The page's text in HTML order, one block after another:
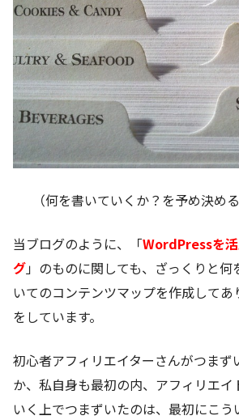
（何を書いていくか？を予め決め
当ブログのように、「WordPressを
グ」のものに関しても、ざっくりと何
いてのコンテンツマップを作成してあ
をしています。
初心者アフィリエイターさんがつまず
か、私自身も最初の内、アフィリエイ
いく上でつまずいたのは、最初にこ